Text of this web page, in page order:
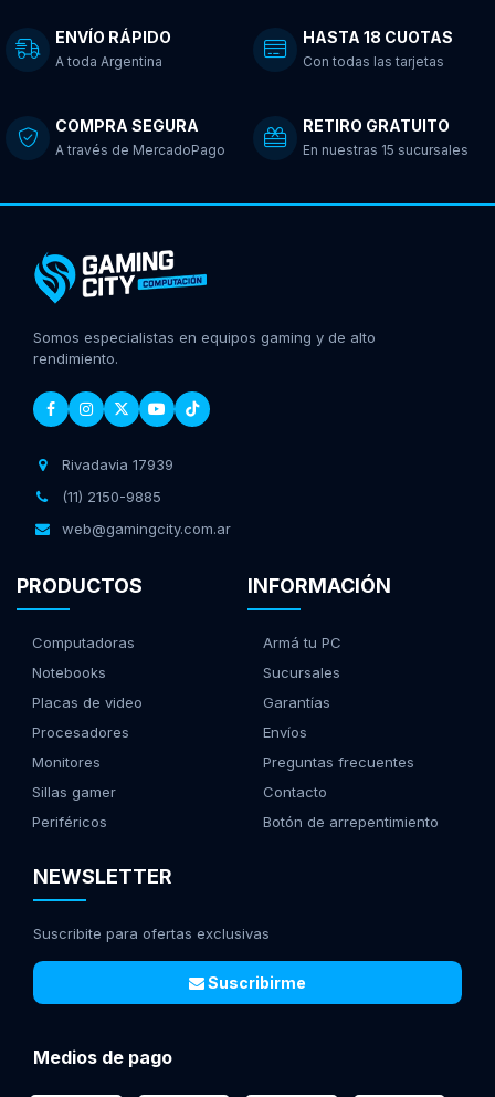
ENVÍO RÁPIDO
A toda Argentina
HASTA 18 CUOTAS
Con todas las tarjetas
COMPRA SEGURA
A través de MercadoPago
RETIRO GRATUITO
En nuestras 15 sucursales
Somos especialistas en equipos gaming y de alto
rendimiento.
Rivadavia 17939
(11) 2150-9885
web@gamingcity.com.ar
PRODUCTOS
Computadoras
Notebooks
Placas de video
Procesadores
Monitores
Sillas gamer
Periféricos
INFORMACIÓN
Armá tu PC
Sucursales
Garantías
Envíos
Preguntas frecuentes
Contacto
Botón de arrepentimiento
NEWSLETTER
Suscribite para ofertas exclusivas
Suscribirme
Medios de pago